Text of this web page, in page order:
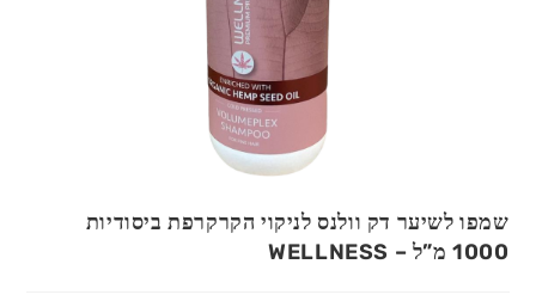
שמפו לשיער דק וולנס לניקוי הקרקרפת ביסודיות
1000 מ”ל – WELLNESS